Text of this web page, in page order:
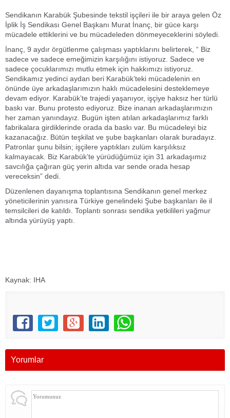
Sendikanın Karabük Şubesinde tekstil işçileri ile bir araya gelen Öz
İplik İş Sendikası Genel Başkanı Murat İnanç, bir güce karşı
mücadele ettiklerini ve bu mücadeleden dönmeyeceklerini söyledi.
İnanç, 9 aydır örgütlenme çalışması yaptıklarını belirterek, “ Biz
sadece ve sadece emeğimizin karşılığını istiyoruz. Sadece ve
sadece çocuklarımızı mutlu etmek için hakkımızı istiyoruz.
Sendikamız yedinci aydan beri Karabük’teki mücadelenin en
önünde üye arkadaşlarımızın haklı mücadelesini desteklemeye
devam ediyor. Karabük’te trajedi yaşanıyor, işçiye haksız her türlü
baskı var. Bunu protesto ediyoruz. Bize inanan arkadaşlarımızın
her zaman yanındayız. Bugün işten atılan arkadaşlarımız farklı
fabrikalara girdiklerinde orada da baskı var. Bu mücadeleyi biz
kazanacağız. Bütün teşkilat ve şube başkanları olarak buradayız.
Patronlar şunu bilsin; işçilere yaptıkları zulüm karşılıksız
kalmayacak. Biz Karabük’te yürüdüğümüz için 31 arkadaşımız
savcılığa çağıran güç yerin altıda var sende orada hesap
vereceksin” dedi.
Düzenlenen dayanışma toplantısına Sendikanın genel merkez
yöneticilerinin yanısıra Türkiye genelindeki Şube başkanları ile il
temsilcileri de katıldı. Toplantı sonrası sendika yetkilileri yağmur
altında yürüyüş yaptı.
Kaynak: IHA
Yorumlar